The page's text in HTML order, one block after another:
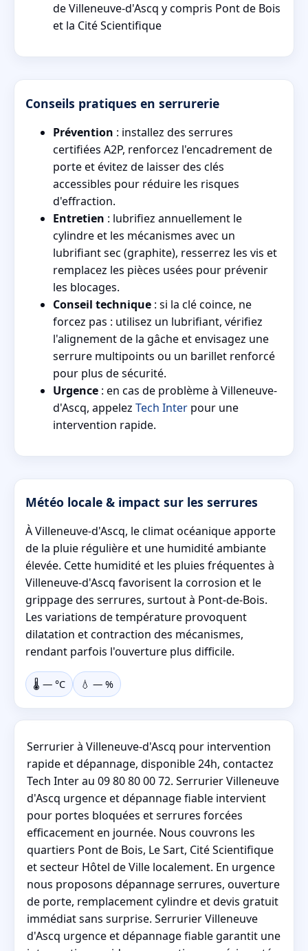
de Villeneuve-d'Ascq y compris Pont de Bois
et la Cité Scientifique
Conseils pratiques en serrurerie
Prévention : installez des serrures
certifiées A2P, renforcez l'encadrement de
porte et évitez de laisser des clés
accessibles pour réduire les risques
d'effraction.
Entretien : lubrifiez annuellement le
cylindre et les mécanismes avec un
lubrifiant sec (graphite), resserrez les vis et
remplacez les pièces usées pour prévenir
les blocages.
Conseil technique : si la clé coince, ne
forcez pas : utilisez un lubrifiant, vérifiez
l'alignement de la gâche et envisagez une
serrure multipoints ou un barillet renforcé
pour plus de sécurité.
Urgence : en cas de problème à Villeneuve-
d'Ascq, appelez Tech Inter pour une
intervention rapide.
Météo locale & impact sur les serrures
À Villeneuve-d'Ascq, le climat océanique apporte
de la pluie régulière et une humidité ambiante
élevée. Cette humidité et les pluies fréquentes à
Villeneuve-d'Ascq favorisent la corrosion et le
grippage des serrures, surtout à Pont-de-Bois.
Les variations de température provoquent
dilatation et contraction des mécanismes,
rendant parfois l'ouverture plus difficile.
🌡️ — °C 💧 — %
Serrurier à Villeneuve-d'Ascq pour intervention
rapide et dépannage, disponible 24h, contactez
Tech Inter au 09 80 80 00 72. Serrurier Villeneuve
d'Ascq urgence et dépannage fiable intervient
pour portes bloquées et serrures forcées
efficacement en journée. Nous couvrons les
quartiers Pont de Bois, Le Sart, Cité Scientifique
et secteur Hôtel de Ville localement. En urgence
nous proposons dépannage serrures, ouverture
de porte, remplacement cylindre et devis gratuit
immédiat sans surprise. Serrurier Villeneuve
d'Ascq urgence et dépannage fiable garantit une